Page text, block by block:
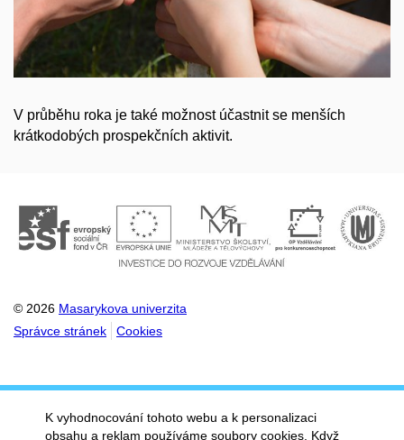
V průběhu roka je také možnost účastnit se menších
krátkodobých prospekčních aktivit.
© 2026 Masarykova univerzita
Správce stránek
Cookies
K vyhodnocování tohoto webu a k personalizaci
obsahu a reklam používáme soubory cookies. Když